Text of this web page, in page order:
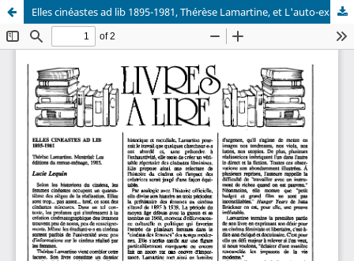
Elles cinéastes ad lib 1895-1981, Thérèse Lamartine, et L'auto-examen, un geste de santé, Le centre de santé des femmes